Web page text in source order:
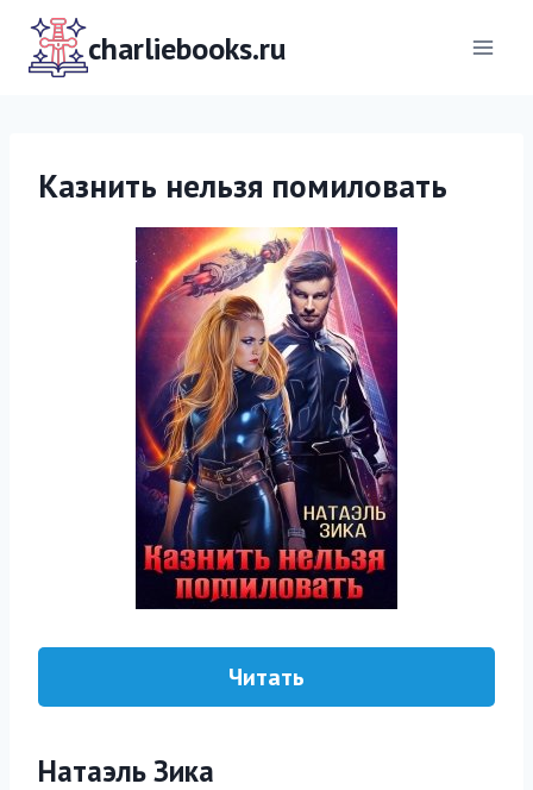
Перейти
содержимомуcharliebooks.ru
Казнить нельзя помиловать
Читать
Натаэль Зика